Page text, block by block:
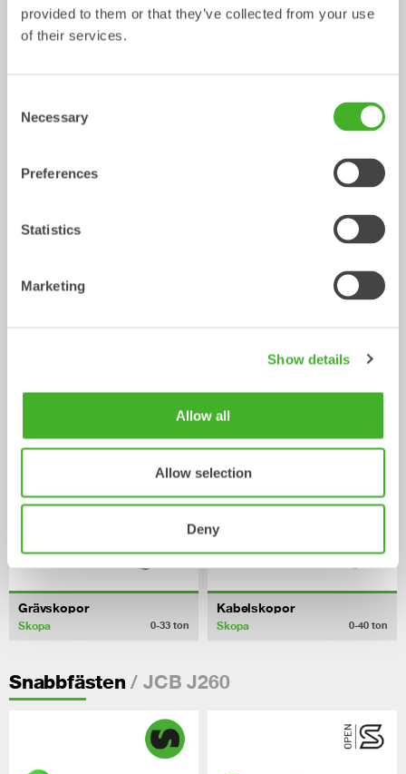
provided to them or that they’ve collected from your use
of their services.
Selection
Necessary
Preferences
Statistics
Marketing
Show details
Allow all
Allow selection
Deny
CUSTOM BUILD
0-40ton
Gallerskopor
Grävskopor
Skopa 0-33 ton
Kabelskopor
Skopa 0-40 ton
Snabbfästen / JCB J260